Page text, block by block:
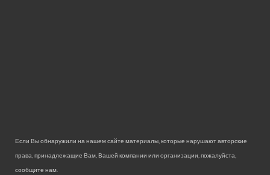
Если Вы обнаружили на нашем сайте материалы, которые нарушают авторские
права, принадлежащие Вам, Вашей компании или организации, пожалуйста,
сообщите нам.